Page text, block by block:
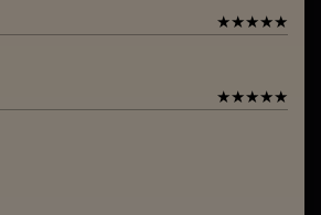
★★★★★
★★★★★